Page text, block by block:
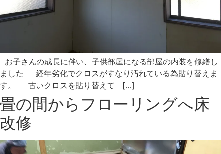
お子さんの成長に伴い、子供部屋になる部屋の内装を修繕し
ました 経年劣化でクロスがすなり汚れている為貼り替えま
す。 古いクロスを貼り替えて […]
畳の間からフローリングへ床
改修